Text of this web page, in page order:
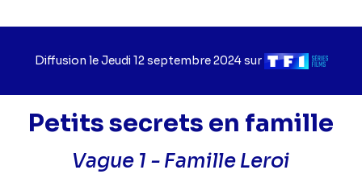
Diffusion leJour
diffusion
Jeudi 12 septembre 2024sur Chaîne
diffusion
Petits secrets en famille
Vague 1 -Famille Leroi